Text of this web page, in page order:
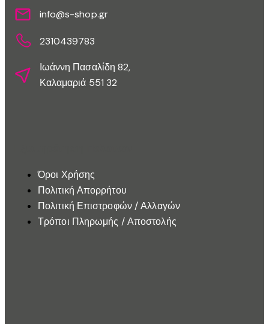
info@s-shop.gr
2310439783
Ιωάννη Πασαλίδη 82,
Καλαμαριά 551 32
Όροι Χρήσης
Πολιτική Απορρήτου
Πολιτική Επιστροφών / Αλλαγών
Τρόποι Πληρωμής / Αποστολής